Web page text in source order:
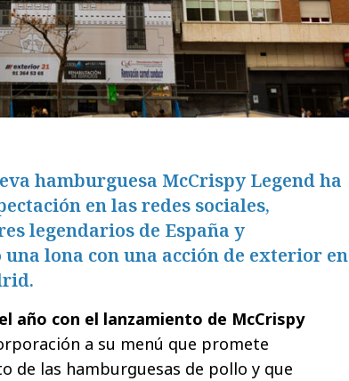
hamburguesa McCrispy Legend ha
en las redes sociales,
legendarios de España y
lona con una acción de exterior en
año con el lanzamiento de McCrispy
a su menú que promete
de las hamburguesas de pollo y que